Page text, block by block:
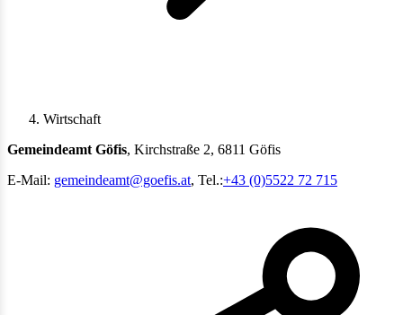
Wirtschaft
Gemeindeamt Göfis, Kirchstraße 2, 6811 Göfis
E-Mail: gemeindeamt@goefis.at, Tel.:+43 (0)5522 72 715